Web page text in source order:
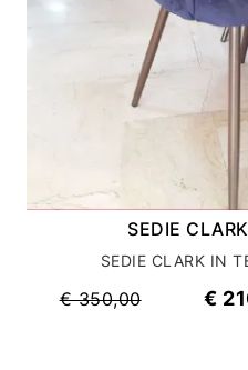
SEDIE
SEDIE CLARK IN
€ 350,00 €